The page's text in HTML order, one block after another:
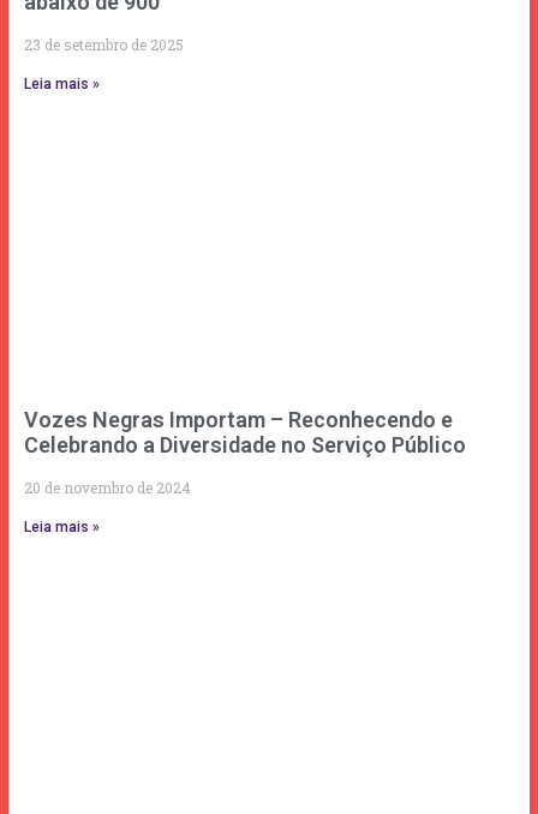
23 de setembro de 2025
Leia mais »
Vozes Negras Importam – Reconhecendo e
Celebrando a Diversidade no Serviço Público
20 de novembro de 2024
Leia mais »